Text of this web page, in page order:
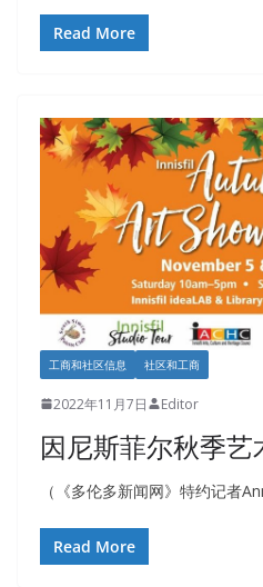
Read More
工商和社区信息 社区和工商
2022年11月7日 Editor
因尼斯菲尔秋季
（《多伦多新闻网》特约记者
Read More